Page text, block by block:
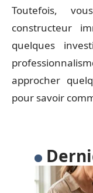
Toutefois,
constructeur
quelques
approcher
pour savoir